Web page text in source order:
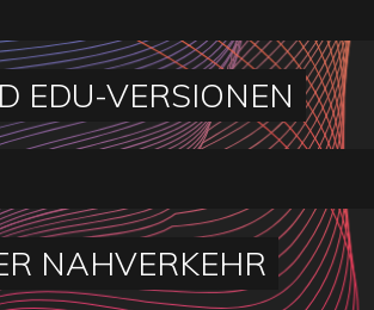
EDU-VERSIONEN
NAHVERKEHR